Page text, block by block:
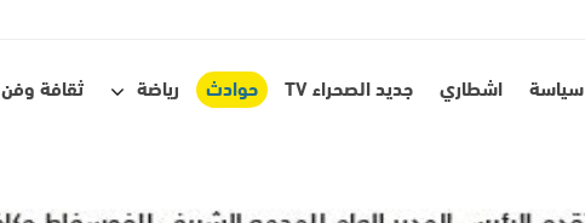
سياسة اشطاري جديد الصحراء TV حوادث رياضة ثقافة وفن